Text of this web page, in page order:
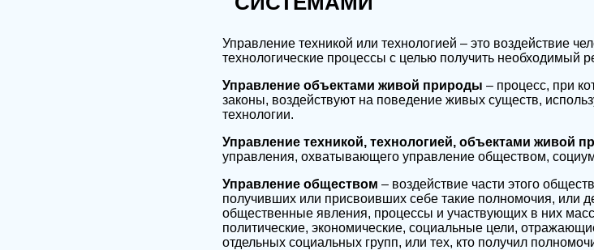
Управление техникой или технологией – это воздействие
технологические процессы с целью получить необходимый
Управление объектами живой природы – процесс, при
законы, воздействуют на поведение живых существ,
технологии.
Управление техникой, технологией, объектами живой
управления, охватывающего управление обществом,
Управление обществом – воздействие части этого
получивших или присвоивших себе такие полномочия, или
общественные явления, процессы и участвующих в них
политические, экономические, социальные цели,
отдельных социальных групп, или тех, кто получил